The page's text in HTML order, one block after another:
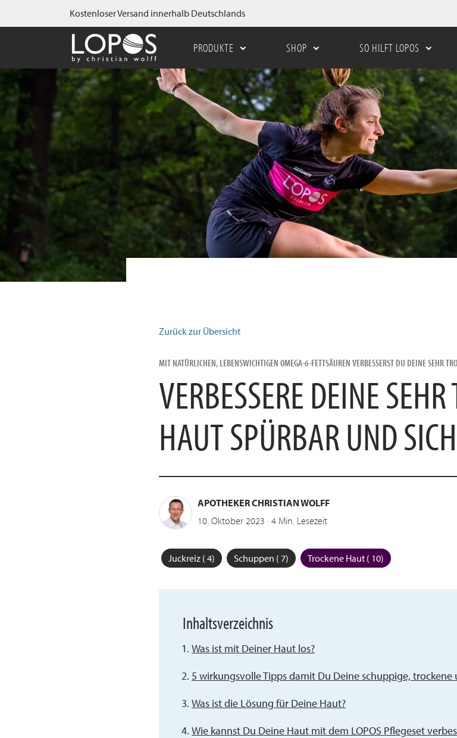
Kostenloser Versand innerhalb Deutschlands
PRODUKTE SHOP SO HILFT LOPOS
Zurück zur Übersicht
MIT NATÜRLICHEN, LEBENSWICHTIGEN OMEGA-6-FETTSÄUREN VERBESSERST DU DEINE SEHR
VERBESSERE DEINE
HAUT SPÜRBAR UND
APOTHEKER CHRISTIAN WOLFF
10. Oktober 2023 · 4 Min. Lesezeit
Juckreiz ( 4) Schuppen ( 7) Trockene Haut ( 10)
Inhaltsverzeichnis
Was ist mit Deiner Haut los?
5 wirkungsvolle Tipps damit Du Deine schuppige,
Was ist die Lösung für Deine Haut?
Wie kannst Du Deine Haut mit dem LOPOS Pflegeset